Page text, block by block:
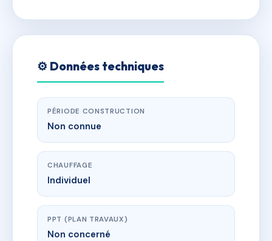
⚙️ Données techniques
PÉRIODE CONSTRUCTION
Non connue
CHAUFFAGE
Individuel
PPT (PLAN TRAVAUX)
Non concerné